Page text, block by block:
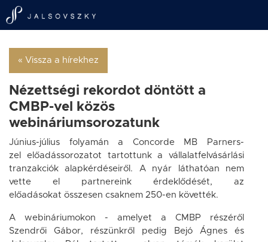
« Vissza a hírekhez
Nézettségi rekordot döntött a
CMBP-vel közös
webináriumsorozatunk
Június-július folyamán a Concorde MB Parners-
zel előadássorozatot tartottunk a vállalatfelvásárlási
tranzakciók alapkérdéseiről. A nyár láthatóan nem
vette el partnereink érdeklődését, az
előadásokat összesen csaknem 250-en követték.
A webináriumokon - amelyet a CMBP részéről
Szendrői Gábor, részünkről pedig Bejó Ágnes és